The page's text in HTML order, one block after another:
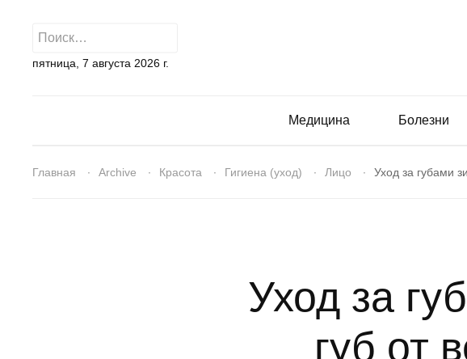
пятница, 7 августа 2026 г.
Медицина Болезни
Главная Archive Красота Гигиена (уход) Лицо Уход за губами
Уход за
губ от